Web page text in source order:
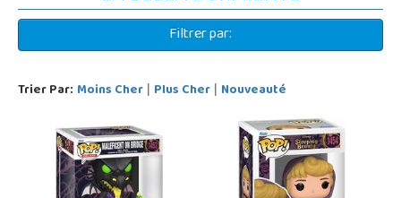
Filtrer par:
Trier Par: Moins Cher | Plus Cher | Nouveauté